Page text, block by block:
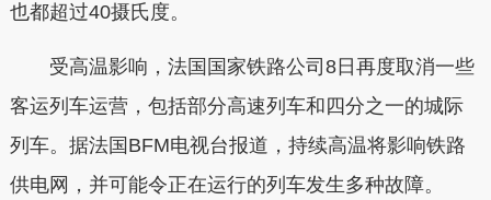
也都超过40摄氏度。
受高温影响，法国国家铁路公司8日再度取消一些
客运列车运营，包括部分高速列车和四分之一的城际
列车。据法国BFM电视台报道，持续高温将影响铁路
供电网，并可能令正在运行的列车发生多种故障。